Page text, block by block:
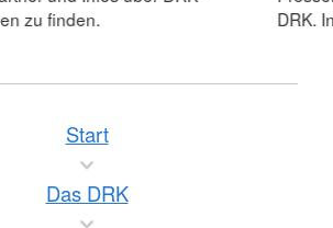
zu finden.
DRK.
Start
Das DRK